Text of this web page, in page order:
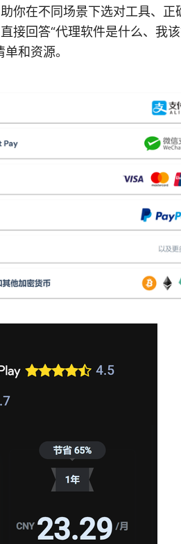
你在不同场景下选对工具、正
接回答“代理软件是什么、我
和资源。